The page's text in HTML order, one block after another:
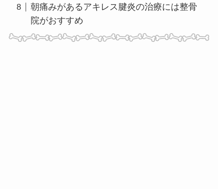
朝痛みがあるアキレス腱炎の治療には整骨
院がおすすめ